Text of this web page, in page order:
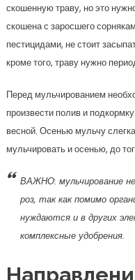
скошенную траву, но это
скошена с заросшего
пестицидами, не стоит
кроме того, траву нужно
Перед мульчированием
произвести полив и
весной. Осенью мульчу
мульчировать и осенью, до
ВАЖНО: мульчирование
роз, так как помимо
нуждаются и в других
комплексные удобрения.